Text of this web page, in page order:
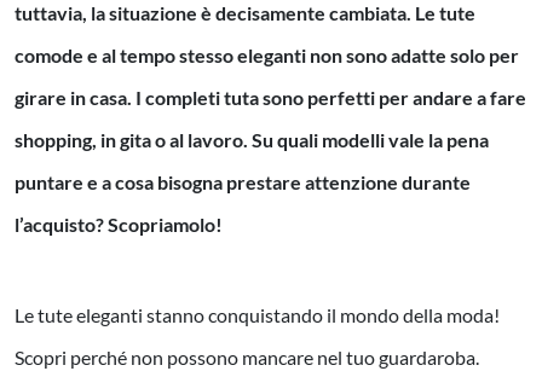
tuttavia, la situazione è decisamente cambiata. Le tute
comode e al tempo stesso eleganti non sono adatte solo per
girare in casa. I completi tuta sono perfetti per andare a fare
shopping, in gita o al lavoro. Su quali modelli vale la pena
puntare e a cosa bisogna prestare attenzione durante
l’acquisto? Scopriamolo!
Le tute eleganti stanno conquistando il mondo della moda!
Scopri perché non possono mancare nel tuo guardaroba.